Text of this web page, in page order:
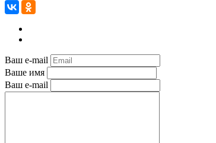
Ваш e-mail
Ваше имя
Ваш e-mail